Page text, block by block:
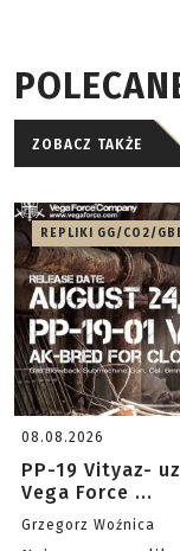
ZOBACZ TAKŻE
REPLIKI GG/CO2/
08.08.2026
PP-19 Vityaz-
Vega Force ...
Grzegorz Woźnica